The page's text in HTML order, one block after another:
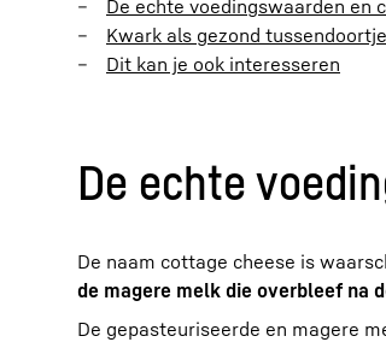
De echte voedingswaarden en
Kwark als gezond
Dit kan je ook interesseren
De echte
De naam cottage cheese is
de magere melk die overbleef na
De gepasteuriseerde en magere